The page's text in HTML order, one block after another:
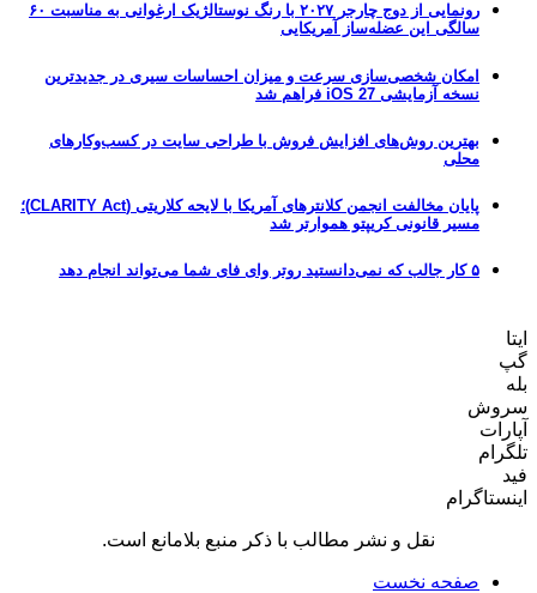
رونمایی از دوج چارجر ۲۰۲۷ با رنگ نوستالژیک ارغوانی به مناسبت ۶۰
سالگی این عضله‌ساز آمریکایی
امکان شخصی‌سازی سرعت و میزان احساسات سیری در جدیدترین
نسخه آزمایشی iOS 27 فراهم شد
بهترین روش‌های افزایش فروش با طراحی سایت در کسب‌وکارهای
محلی
پایان مخالفت انجمن کلانترهای آمریکا با لایحه کلاریتی (CLARITY Act)؛
مسیر قانونی کریپتو هموارتر شد
۵ کار جالب که نمی‌دانستید روتر وای فای شما می‌تواند انجام دهد
ایتا
گپ
بله
سروش
آپارات
تلگرام
فید
اینستاگرام
نقل و نشر مطالب با ذکر منبع بلامانع است.
صفحه نخست